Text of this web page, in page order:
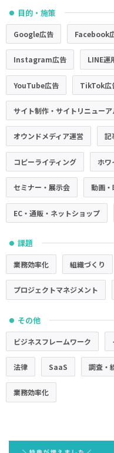
● 目的・施策
Google広告 Facebook
Instagram広告 LINE運
YouTube広告 TikTok広
サイト制作・サイトリニューア
オウンドメディア運営 記
コピーライティング ホワ
セミナー・展示会 動画
EC・通販・ネットショップ
● 課題
業務効率化 組織づくり
プロジェクトマネジメント
● その他
ビジネスフレームワーク
法律 SaaS 調査・
業務効率化